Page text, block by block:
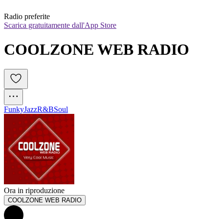
Radio preferite
Scarica gratuitamente dall'App Store
COOLZONE WEB RADIO
FunkyJazzR&BSoul
Ora in riproduzione
COOLZONE WEB RADIO